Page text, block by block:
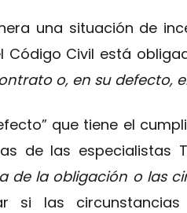
una situación de
Código Civil está
o, en su defecto,
que tiene el
de las especialistas
de la obligación o las
si las